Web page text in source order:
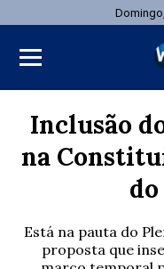
Inclusão
na
Está na pauta do
proposta que